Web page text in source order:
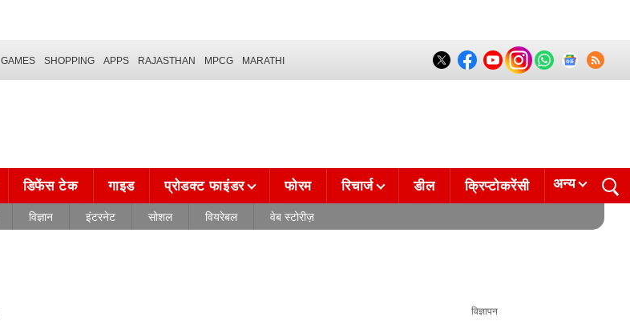
GAMES SHOPPING APPS RAJASTHAN MPCG MARATHI
डिफेंस टेक गाइड प्रोडक्ट फाइंडर फोरम रिचार्ज डील क्रिप्टोकरेंसी अन्य
विज्ञान इंटरनेट सोशल वियरेबल वेब स्टोरीज़
विज्ञापन